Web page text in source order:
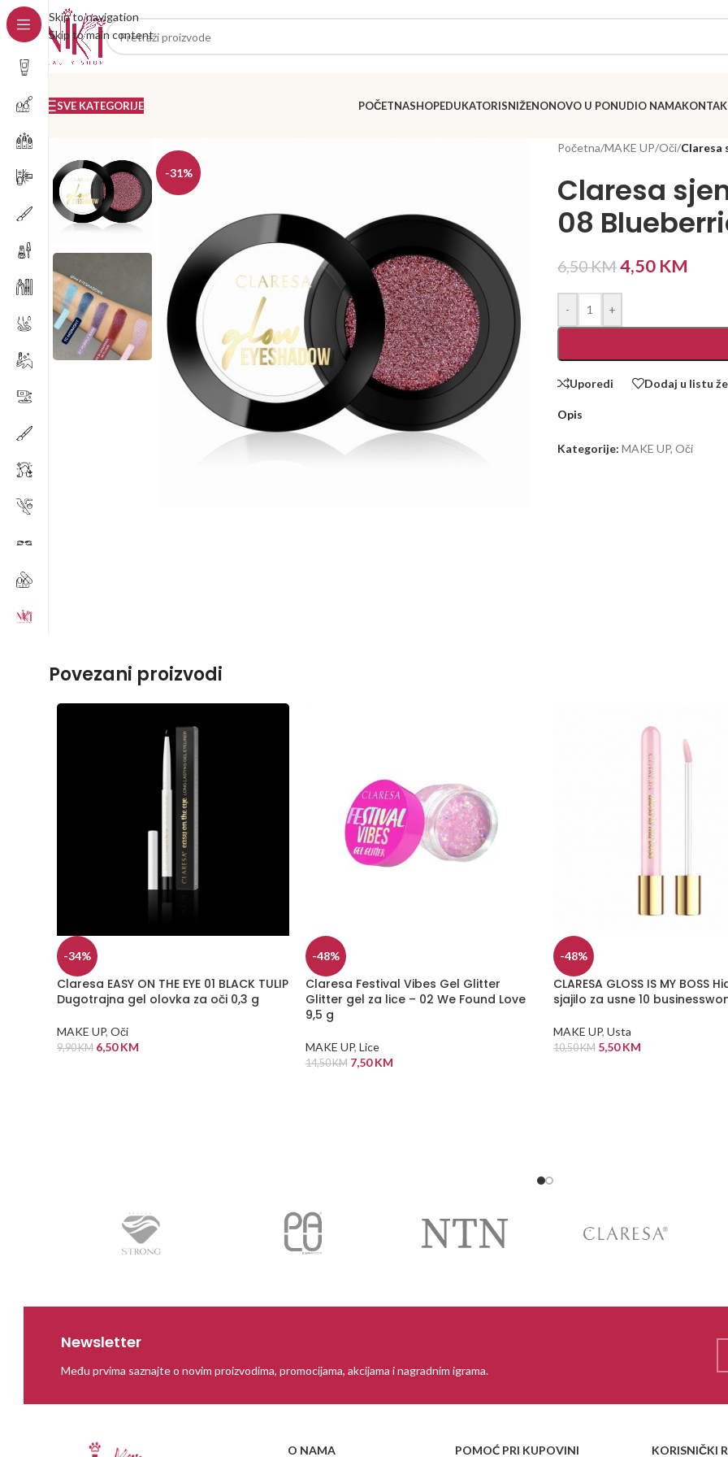
Skip to navigation
Skip to main content
SVE KATEGORIJE POČETNASHOPEDUKATORISNIŽENONOVO U PONUDIO NAMA
-31%
Početna/MAKE UP/Oči/Claresa
Claresa
08
6,50KM4,50 KM
- +
Uporedi Dodaj u listu
Opis
Kategorije: MAKE UP, Oči
Povezani proizvodi
-34%
Claresa EASY ON THE EYE 01 BLACK TULIP
Dugotrajna gel olovka za oči 0,3 g
MAKE UP, Oči
9,90KM 6,50KM
-48%
Claresa Festival Vibes Gel Glitter
Glitter gel za lice – 02 We Found Love
9,5 g
MAKE UP, Lice
14,50KM 7,50KM
-48%
CLARESA GLOSS IS MY BOSS
sjajilo za usne 10
MAKE UP, Usta
10,50KM 5,50KM
Newsletter
Među prvima saznajte o novim proizvodima, promocijama, akcijama i nagradnim igrama.
O NAMA POMOĆ PRI KUPOVINI KORISNIČKI